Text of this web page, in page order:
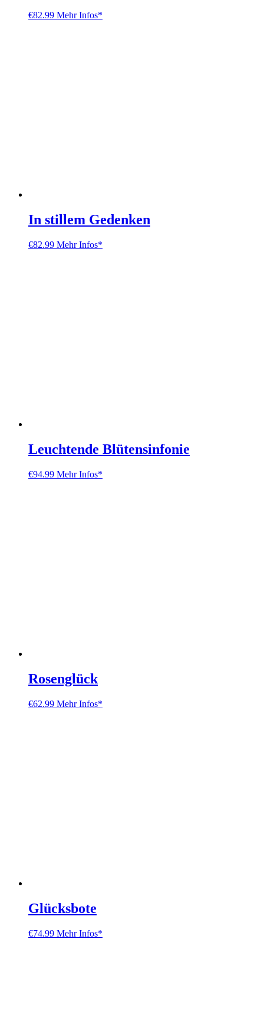
€82.99 Mehr Infos*
In stillem Gedenken
€82.99 Mehr Infos*
Leuchtende Blütensinfonie
€94.99 Mehr Infos*
Rosenglück
€62.99 Mehr Infos*
Glücksbote
€74.99 Mehr Infos*